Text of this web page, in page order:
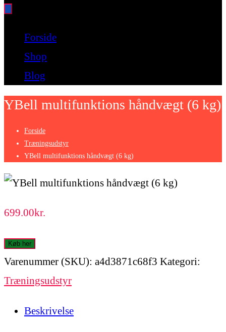
Forside
Shop
Blog
YBell multifunktions håndvægt (6 kg)
Forside
Træningsudstyr
YBell multifunktions håndvægt (6 kg)
699.00kr.
Køb her
Varenummer (SKU): a4d3871c68f3 Kategori:
Træningsudstyr
Beskrivelse